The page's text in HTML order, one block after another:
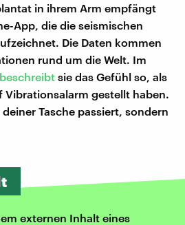
in ihrem Arm empfängt
App, die die seismischen
Die Daten kommen
rund um die Welt. Im
beschreibt sie das Gefühl so, als
Vibrationsalarm gestellt haben.
Tasche passiert, sondern
externen Inhalt eines